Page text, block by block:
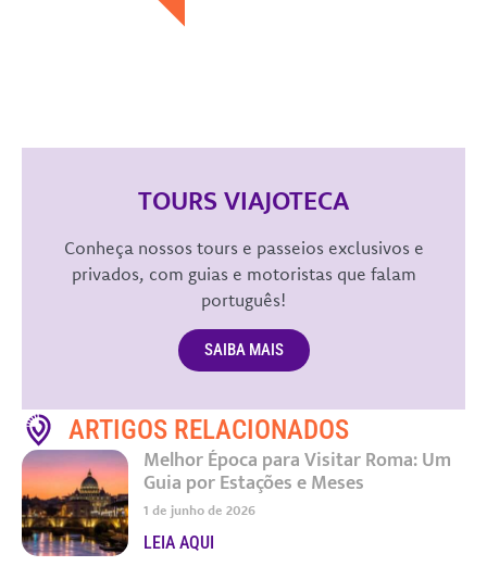
TOURS VIAJOTECA
Conheça nossos tours e passeios exclusivos e
privados, com guias e motoristas que falam
português!
SAIBA MAIS
ARTIGOS RELACIONADOS
Melhor Época para Visitar Roma: Um
Guia por Estações e Meses
1 de junho de 2026
LEIA AQUI